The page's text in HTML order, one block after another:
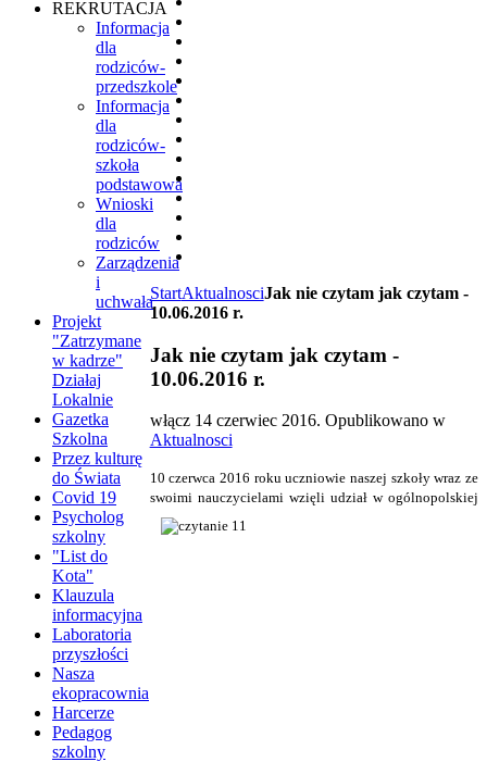
StartAktualnosciJak nie czytam jak czytam -
10.06.2016 r.
Jak nie czytam jak czytam -
10.06.2016 r.
włącz 14 czerwiec 2016. Opublikowano w
Aktualnosci
10 czerwca 2016 roku uczniowie naszej szkoły wraz ze
swoimi nauczycielami wzięli udział w ogólnopolskiej
REKRUTACJA
Informacja
dla
rodziców-
przedszkole
Informacja
dla
rodziców-
szkoła
podstawowa
Wnioski
dla
rodziców
Zarządzenia
i
uchwała
Projekt
"Zatrzymane
w kadrze"
Działaj
Lokalnie
Gazetka
Szkolna
Przez kulturę
do Świata
Covid 19
Psycholog
szkolny
"List do
Kota"
Klauzula
informacyjna
Laboratoria
przyszłości
Nasza
ekopracownia
Harcerze
Pedagog
szkolny